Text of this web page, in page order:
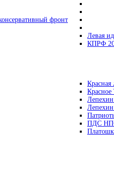
фронт
Левая
КПРФ
Красная
ПДС